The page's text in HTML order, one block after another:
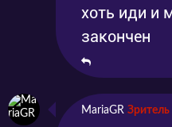
хоть иди и
закончен
MariaGR